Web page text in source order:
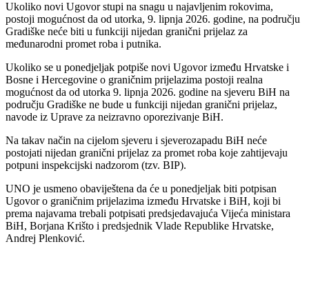
Ukoliko novi Ugovor stupi na snagu u najavljenim rokovima,
postoji mogućnost da od utorka, 9. lipnja 2026. godine, na području
Gradiške neće biti u funkciji nijedan granični prijelaz za
međunarodni promet roba i putnika.
Ukoliko se u ponedjeljak potpiše novi Ugovor između Hrvatske i
Bosne i Hercegovine o graničnim prijelazima postoji realna
mogućnost da od utorka 9. lipnja 2026. godine na sjeveru BiH na
području Gradiške ne bude u funkciji nijedan granični prijelaz,
navode iz Uprave za neizravno oporezivanje BiH.
Na takav način na cijelom sjeveru i sjeverozapadu BiH neće
postojati nijedan granični prijelaz za promet roba koje zahtijevaju
potpuni inspekcijski nadzorom (tzv. BIP).
UNO je usmeno obaviještena da će u ponedjeljak biti potpisan
Ugovor o graničnim prijelazima između Hrvatske i BiH, koji bi
prema najavama trebali potpisati predsjedavajuća Vijeća ministara
BiH, Borjana Krišto i predsjednik Vlade Republike Hrvatske,
Andrej Plenković.